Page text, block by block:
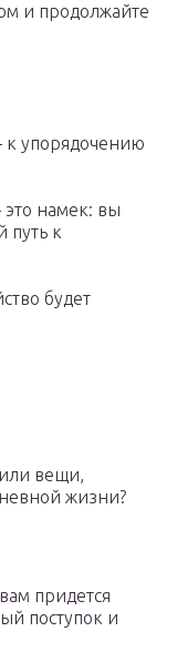
и продолжайте
к упорядочению
это намек: вы
путь к
будет
или вещи,
жизни?
придется
поступок и